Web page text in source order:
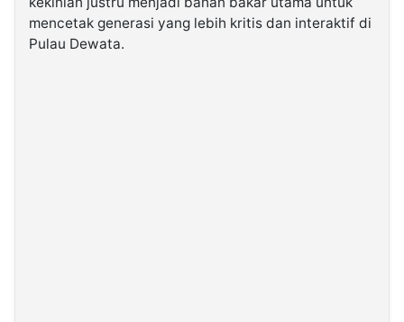
Kabarbaru
Media
Holding
mencetak generasi yang lebih kritis dan interaktif di
Pulau Dewata.